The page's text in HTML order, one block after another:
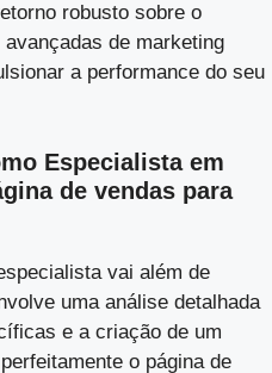
robusto sobre o
de marketing
a performance do seu
Especialista em
de vendas para
vai além de
uma análise detalhada
e a criação de um
o página de